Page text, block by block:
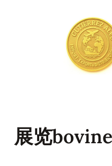
展览